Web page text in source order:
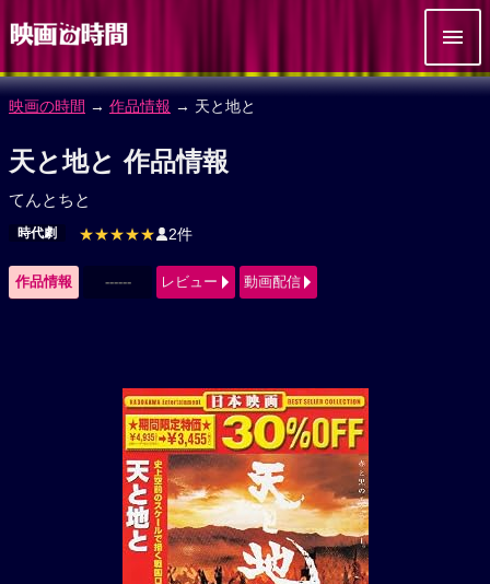
映画の時間 → 作品情報 → 天と地と
天と地と 作品情報
てんとちと
時代劇 ★★★★★ 2件
作品情報 ------ レビュー 動画配信